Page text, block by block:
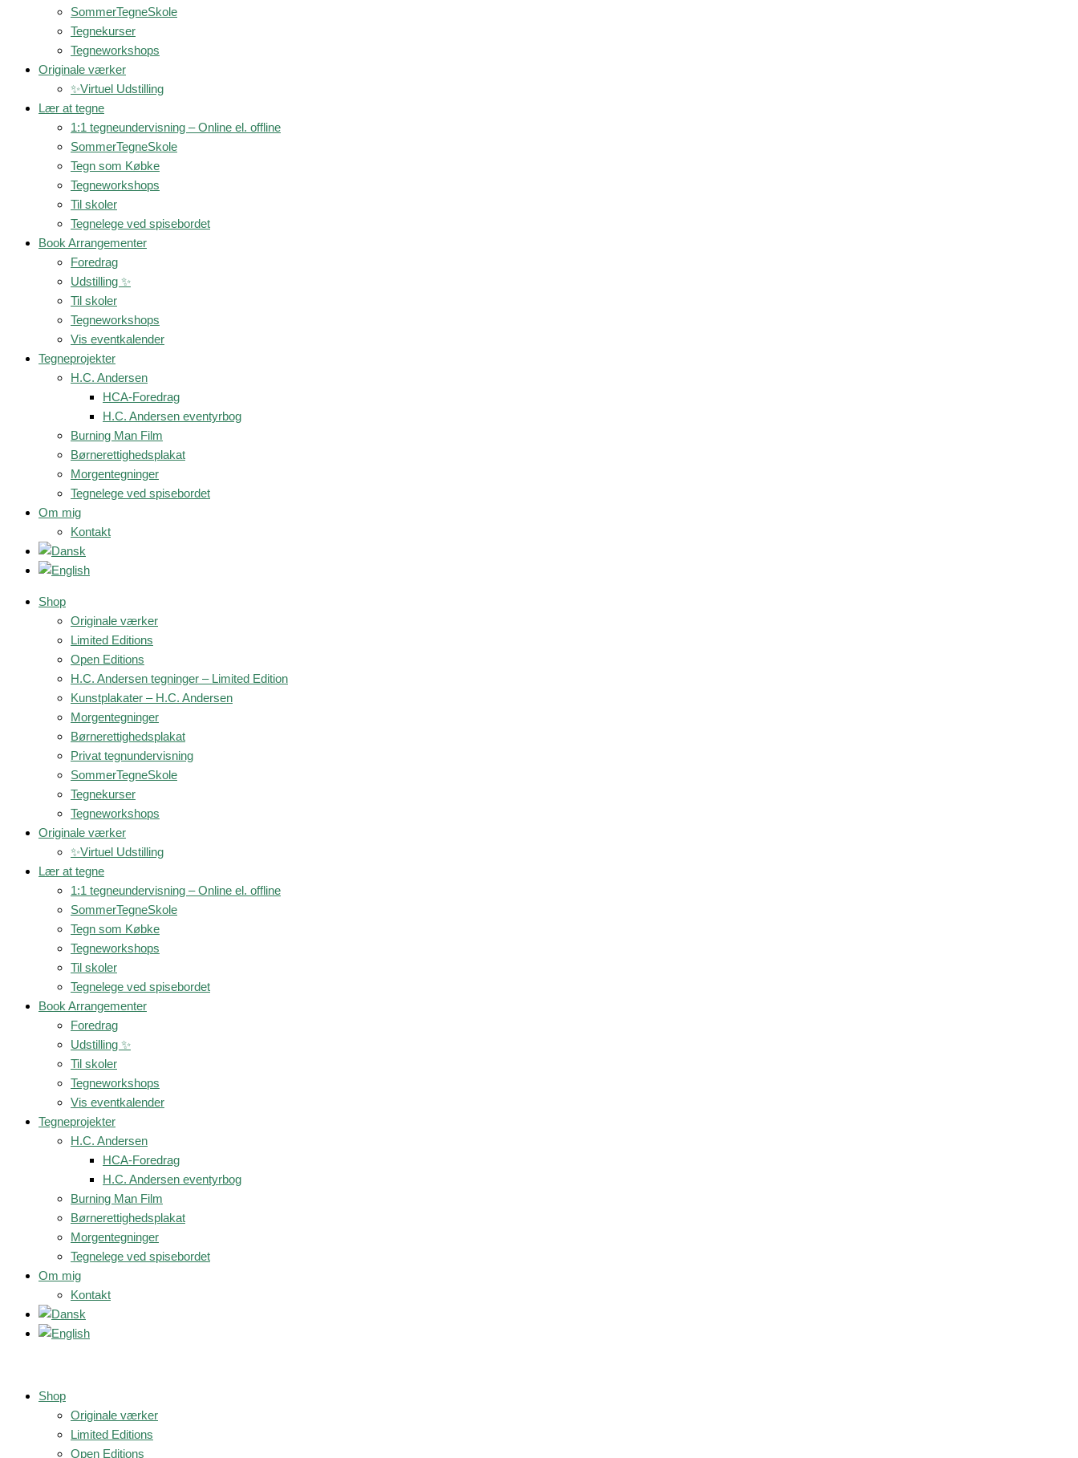
SommerTegneSkole
Tegnekurser
Tegneworkshops
Originale værker
✨Virtuel Udstilling
Lær at tegne
1:1 tegneundervisning – Online el. offline
SommerTegneSkole
Tegn som Købke
Tegneworkshops
Til skoler
Tegnelege ved spisebordet
Book Arrangementer
Foredrag
Udstilling ✨
Til skoler
Tegneworkshops
Vis eventkalender
Tegneprojekter
H.C. Andersen
HCA-Foredrag
H.C. Andersen eventyrbog
Burning Man Film
Børnerettighedsplakat
Morgentegninger
Tegnelege ved spisebordet
Om mig
Kontakt
Shop
Originale værker
Limited Editions
Open Editions
H.C. Andersen tegninger – Limited Edition
Kunstplakater – H.C. Andersen
Morgentegninger
Børnerettighedsplakat
Privat tegnundervisning
SommerTegneSkole
Tegnekurser
Tegneworkshops
Originale værker
✨Virtuel Udstilling
Lær at tegne
1:1 tegneundervisning – Online el. offline
SommerTegneSkole
Tegn som Købke
Tegneworkshops
Til skoler
Tegnelege ved spisebordet
Book Arrangementer
Foredrag
Udstilling ✨
Til skoler
Tegneworkshops
Vis eventkalender
Tegneprojekter
H.C. Andersen
HCA-Foredrag
H.C. Andersen eventyrbog
Burning Man Film
Børnerettighedsplakat
Morgentegninger
Tegnelege ved spisebordet
Om mig
Kontakt
Shop
Originale værker
Limited Editions
Open Editions